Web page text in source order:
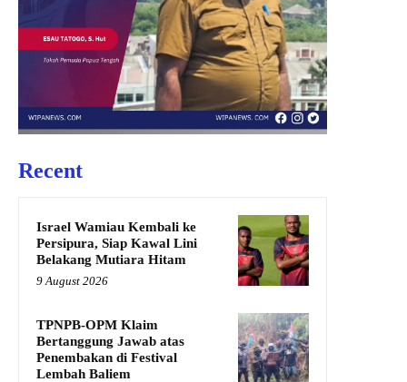
Recent
Israel Wamiau Kembali ke
Persipura, Siap Kawal Lini
Belakang Mutiara Hitam
9 August 2026
TPNPB-OPM Klaim
Bertanggung Jawab atas
Penembakan di Festival
Lembah Baliem